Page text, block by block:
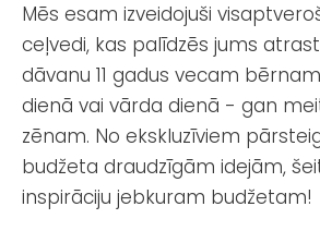
Mēs esam izveidojuši
ceļvedi, kas palīdzēs jums
dāvanu 11 gadus vecam
dienā vai vārda dienā - gan
zēnam. No ekskluzīviem
budžeta draudzīgām idejām,
inspirāciju jebkuram budžetam!